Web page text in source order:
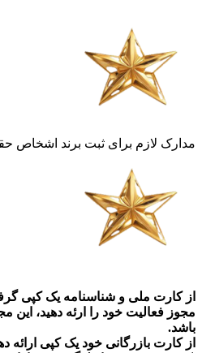
مدارک لازم برای ثبت برند اشخاص
از کارت ملی و شناسنامه یک کپی
مجوز فعالیت خود را ارئه دهید،
باشد.
از کارت بازرگانی خود یک کپی ارائه